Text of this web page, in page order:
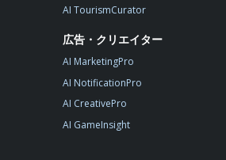
AI TourismCurator
広告・クリエイター
AI MarketingPro
AI NotificationPro
AI CreativePro
AI GameInsight